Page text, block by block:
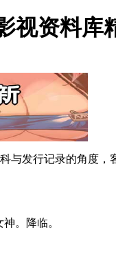
视资料库
与发行记录的角度，
。降临。